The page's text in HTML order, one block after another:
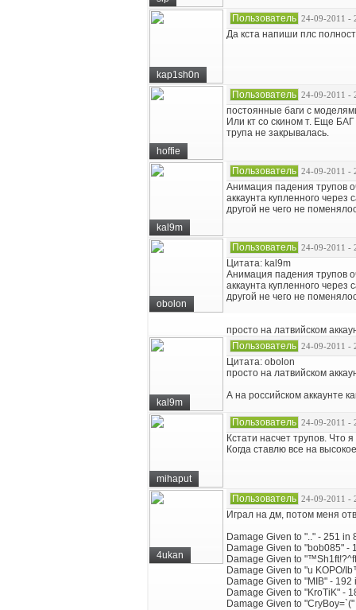
kap1sh0n
Пользователь 24-09-2011 -
Да кста напиши плс
hoffie
Пользователь 24-09-2011 -
постоянные баги с
Или кт со скином т. Еще
трупа не закрывалась.
kal9m
Пользователь 24-09-2011 -
Анимация падения трупов
аккаунта купленного
другой не чего не
obolon
Пользователь 24-09-2011 -
Цитата: kal9m
Анимация падения трупов
аккаунта купленного
другой не чего не
просто на латвийском
kal9m
Пользователь 24-09-2011 -
Цитата: obolon
просто на латвийском
А на российском аккаунте
mihaput
Пользователь 24-09-2011 -
Кстати насчет трупов. Что
Когда ставлю все на
4ukan
Пользователь 24-09-2011 -
Играл на дм, потом меня
Damage Given to ".." - 251 in
Damage Given to "bob085" -
Damage Given to
Damage Given to "u KOPO/
Damage Given to "MIB" - 192
Damage Given to "KroTiK" -
Damage Given to